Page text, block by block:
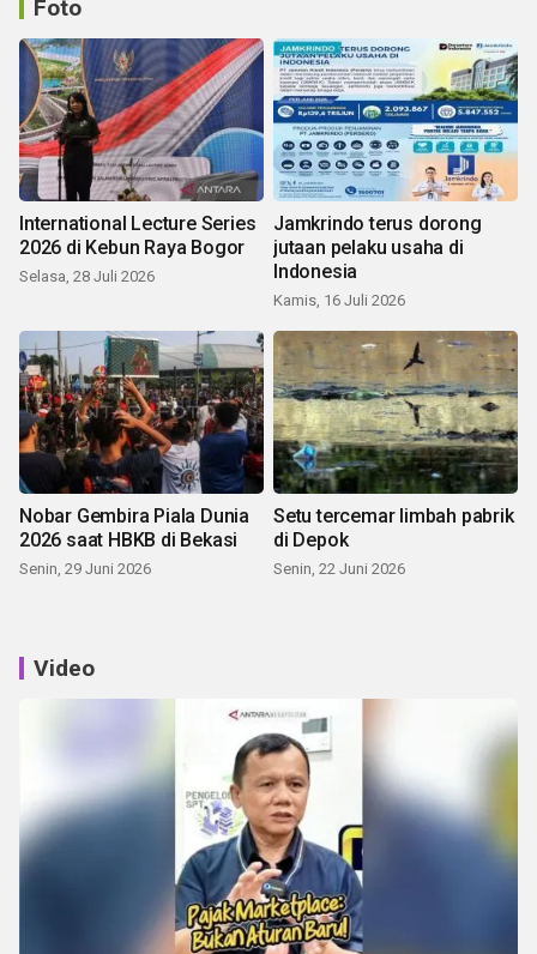
Foto
International Lecture Series
2026 di Kebun Raya Bogor
Selasa, 28 Juli 2026
Jamkrindo terus dorong
jutaan pelaku usaha di
Indonesia
Kamis, 16 Juli 2026
Nobar Gembira Piala Dunia
2026 saat HBKB di Bekasi
Senin, 29 Juni 2026
Setu tercemar limbah pabrik
di Depok
Senin, 22 Juni 2026
Video